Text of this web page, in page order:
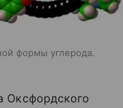
формы углерода.
Оксфордского